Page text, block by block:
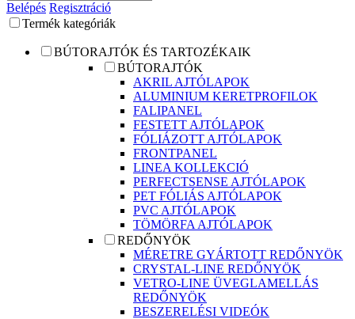
Belépés Regisztráció
Termék kategóriák
BÚTORAJTÓK ÉS TARTOZÉKAIK
BÚTORAJTÓK
AKRIL AJTÓLAPOK
ALUMINIUM KERETPROFILOK
FALIPANEL
FESTETT AJTÓLAPOK
FÓLIÁZOTT AJTÓLAPOK
FRONTPANEL
LINEA KOLLEKCIÓ
PERFECTSENSE AJTÓLAPOK
PET FÓLIÁS AJTÓLAPOK
PVC AJTÓLAPOK
TÖMÖRFA AJTÓLAPOK
REDŐNYÖK
MÉRETRE GYÁRTOTT REDŐNYÖK
CRYSTAL-LINE REDŐNYÖK
VETRO-LINE ÜVEGLAMELLÁS
REDŐNYÖK
BESZERELÉSI VIDEÓK